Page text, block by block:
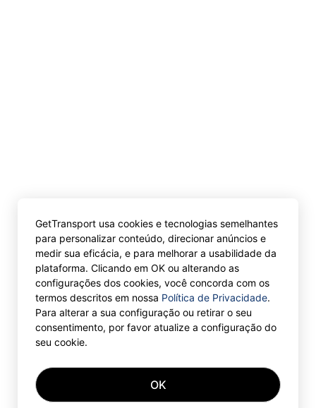
GetTransport usa cookies e tecnologias semelhantes
para personalizar conteúdo, direcionar anúncios e
medir sua eficácia, e para melhorar a usabilidade da
plataforma. Clicando em OK ou alterando as
configurações dos cookies, você concorda com os
termos descritos em nossa Política de Privacidade.
Para alterar a sua configuração ou retirar o seu
consentimento, por favor atualize a configuração do
seu cookie.
OK